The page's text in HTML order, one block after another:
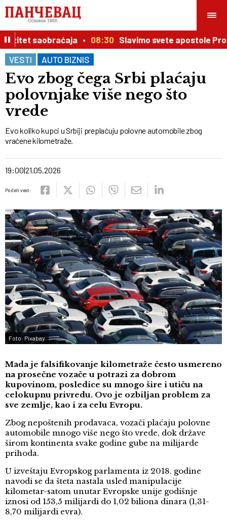
saobraćaja 08:30
Slavimo svete apostole
VESTI
AUTO BIZNIS
Evo zbog čega Srbi plaćaju
polovnjake više nego što
vrede
Evo koliko kupci u Srbiji preplaćuju polovne automobile zbog
vraćene kilometraže.
19:00 21.05.2026
Podeli vest:
Foto: Pixabay
Mada je falsifikovanje kilometraže često usmereno
na prosečne vozače u potrazi za dobrom
kupovinom, posledice su mnogo šire i utiču na
celokupnu privredu. Ovo je ozbiljan problem za
sve zemlje, kao i za celu Evropu.
Zbog nepoštenih prodavaca, vozači plaćaju polovne
automobile mnogo više nego što vrede, dok države
širom kontinenta svake godine gube na milijarde
prihoda.
U izveštaju Evropskog parlamenta iz 2018. godine
navodi se da šteta nastala usled manipulacije
kilometar-satom unutar Evropske unije godišnje
iznosi od 153,5 milijardi do 1,02 biliona dinara (1,31-
8,70 milijardi evra).